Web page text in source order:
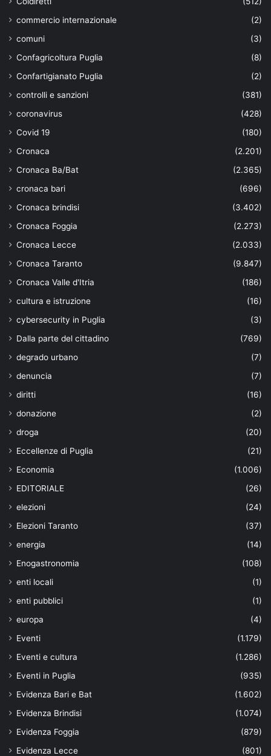
commercio internazionale
(2)
comuni
(3)
Confagricoltura Puglia
(8)
Confartigianato Puglia
(2)
controlli e sanzioni
(381)
coronavirus
(428)
Covid 19
(180)
Cronaca
(2.201)
Cronaca Ba/Bat
(2.365)
cronaca bari
(696)
Cronaca brindisi
(3.402)
Cronaca Foggia
(2.273)
Cronaca Lecce
(2.033)
Cronaca Taranto
(9.847)
Cronaca Valle d'Itria
(186)
cultura e istruzione
(16)
cybersecurity in Puglia
(3)
Dalla parte del cittadino
(769)
degrado urbano
(7)
denuncia
(7)
diritti
(16)
donazione
(2)
droga
(20)
Eccellenze di Puglia
(21)
Economia
(1.006)
EDITORIALE
(26)
elezioni
(24)
Elezioni Taranto
(37)
energia
(14)
Enogastronomia
(108)
enti locali
(1)
enti pubblici
(1)
europa
(4)
Eventi
(1.179)
Eventi e cultura
(1.286)
Eventi in Puglia
(935)
Evidenza Bari e Bat
(1.602)
Evidenza Brindisi
(1.074)
Evidenza Foggia
(879)
Evidenza Lecce
(801)